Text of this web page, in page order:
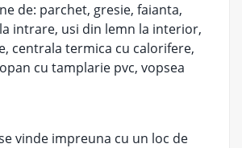
de: parchet, gresie, faianta,
intrare, usi din lemn la interior,
centrala termica cu calorifere,
cu tamplarie pvc, vopsea
vinde impreuna cu un loc de